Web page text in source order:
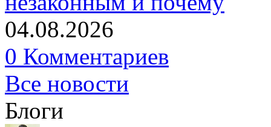
04.08.2026
0 Комментариев
Все новости
Блоги